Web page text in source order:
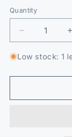
Quantity
Quantity
Decrease
quantity
for
utv.
Low stock: 1